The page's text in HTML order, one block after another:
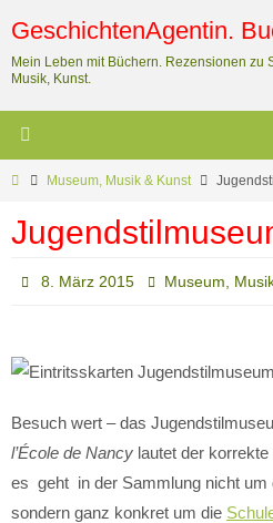
Inhalt
springen
GeschichtenAgentin.
Mein Leben mit Büchern. Rezensionen zu
Musik, Kunst.
StartMuseum, Musik & Kunst
8. März 2015 Museum,
Besuch wert – das
l’École de Nancy lautet der
es geht in der Sammlung nicht um
sondern ganz konkret um die